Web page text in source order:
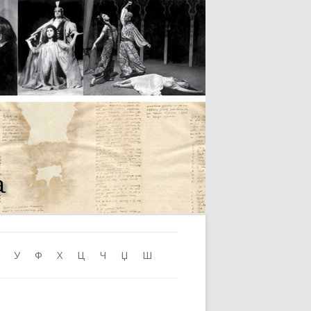
У Ф Х Ц Ч Џ Ш